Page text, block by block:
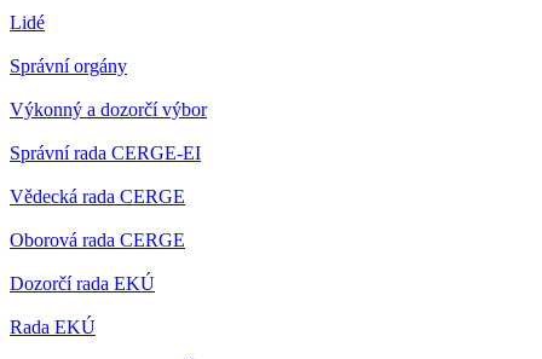
Lidé
Správní orgány
Výkonný a dozorčí výbor
Správní rada CERGE-EI
Vědecká rada CERGE
Oborová rada CERGE
Dozorčí rada EKÚ
Rada EKÚ